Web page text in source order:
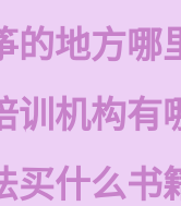
的地方哪
训机构有
买什么书